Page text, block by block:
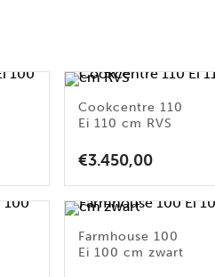
Cookcentre 110
Ei 110 cm RVS
€3.450,00
Farmhouse 100
Ei 100 cm zwart